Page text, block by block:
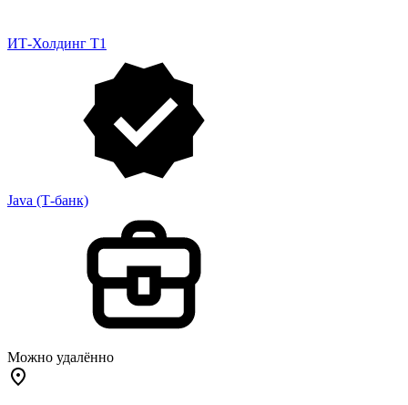
ИТ-Холдинг Т1
Java (Т-банк)
Можно удалённо